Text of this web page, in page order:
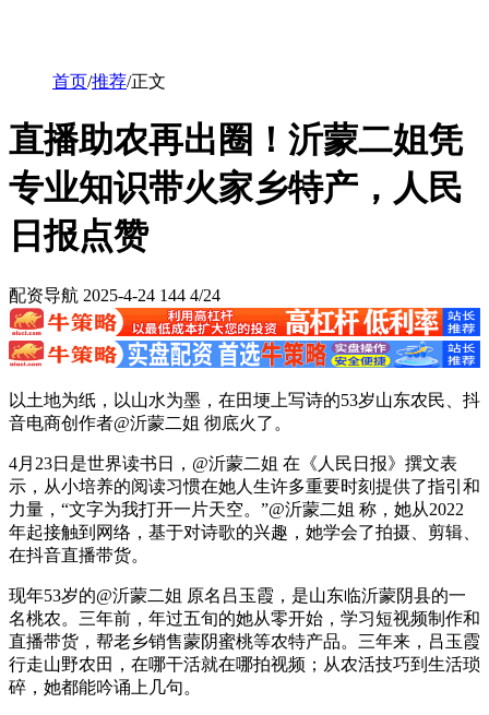
首页/推荐/正文
直播助农再出圈！沂蒙二姐凭
专业知识带火家乡特产，人民
日报点赞
配资导航 2025-4-24 144 4/24
以土地为纸，以山水为墨，在田埂上写诗的53岁山东农民、抖
音电商创作者@沂蒙二姐 彻底火了。
4月23日是世界读书日，@沂蒙二姐 在《人民日报》撰文表
示，从小培养的阅读习惯在她人生许多重要时刻提供了指引和
力量，“文字为我打开一片天空。”@沂蒙二姐 称，她从2022
年起接触到网络，基于对诗歌的兴趣，她学会了拍摄、剪辑、
在抖音直播带货。
现年53岁的@沂蒙二姐 原名吕玉霞，是山东临沂蒙阴县的一
名桃农。三年前，年过五旬的她从零开始，学习短视频制作和
直播带货，帮老乡销售蒙阴蜜桃等农特产品。三年来，吕玉霞
行走山野农田，在哪干活就在哪拍视频；从农活技巧到生活琐
碎，她都能吟诵上几句。